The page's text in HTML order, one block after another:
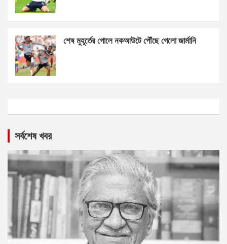
শেষ মুহূর্তের গোলে নকআউটে পৌঁছে গেলো জার্মানি
সর্বশেষ খবর